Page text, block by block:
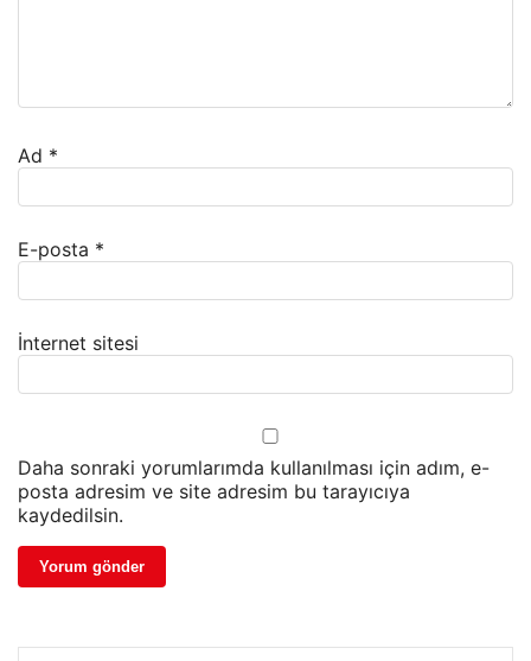
Ad *
E-posta *
İnternet sitesi
Daha sonraki yorumlarımda kullanılması için adım, e-
posta adresim ve site adresim bu tarayıcıya
kaydedilsin.